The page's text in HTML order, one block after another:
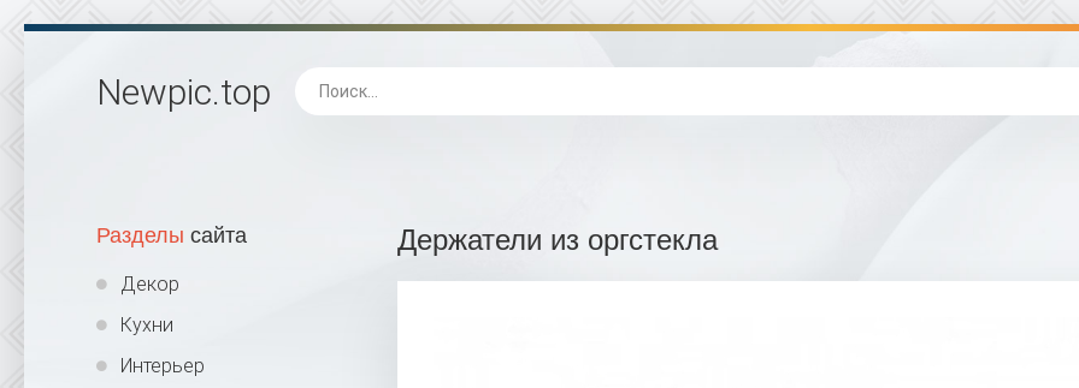
Newpic.top
Разделы сайта
Декор
Кухни
Интерьер
Держатели из оргстекла